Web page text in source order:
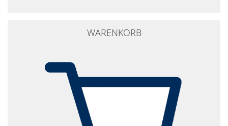
WARENKORB